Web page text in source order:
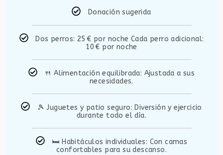
Donación sugerida
Dos perros: 25 € por noche Cada perro adicional:
10 € por noche
🍴 Alimentación equilibrada: Ajustada a sus
necesidades.
🎾 Juguetes y patio seguro: Diversión y ejercicio
durante todo el día.
🛏️ Habitáculos individuales: Con camas
confortables para su descanso.